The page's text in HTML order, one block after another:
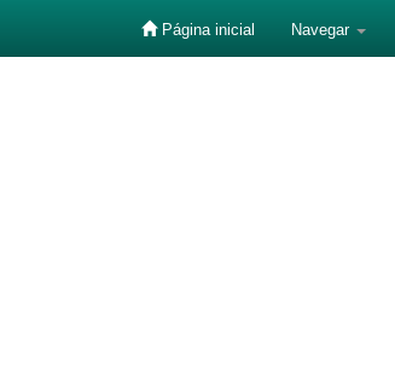
Página inicial Navegar